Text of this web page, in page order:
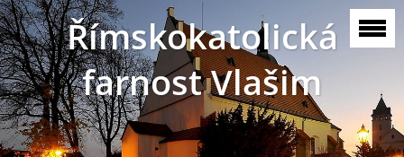
Římskokatolická
farnost Vlašim